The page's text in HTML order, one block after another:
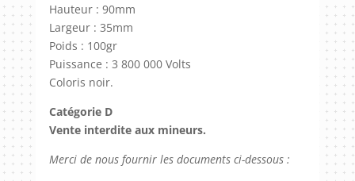
Hauteur : 90mm
Largeur : 35mm
Poids : 100gr
Puissance : 3 800 000 Volts
Coloris noir.
Catégorie D
Vente interdite aux mineurs.
Merci de nous fournir les documents ci-dessous :